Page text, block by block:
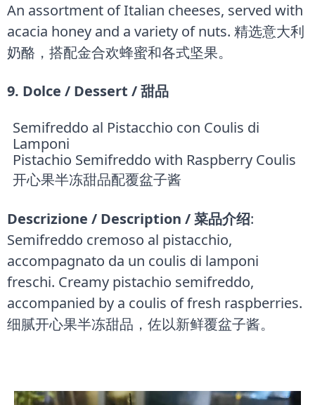
An assortment of Italian cheeses, served with
acacia honey and a variety of nuts. 精选意大利
奶酪，搭配金合欢蜂蜜和各式坚果。
9. Dolce / Dessert / 甜品
Semifreddo al Pistacchio con Coulis di
Lamponi
Pistachio Semifreddo with Raspberry Coulis
开心果半冻甜品配覆盆子酱
Descrizione / Description / 菜品介绍:
Semifreddo cremoso al pistacchio,
accompagnato da un coulis di lamponi
freschi. Creamy pistachio semifreddo,
accompanied by a coulis of fresh raspberries.
细腻开心果半冻甜品，佐以新鲜覆盆子酱。